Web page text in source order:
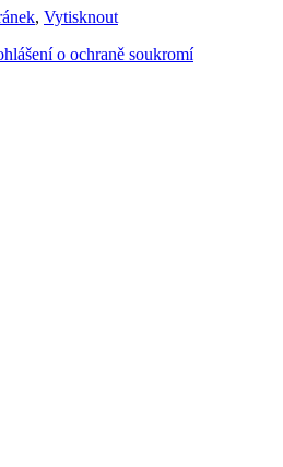
, Vytisknout
o ochraně soukromí